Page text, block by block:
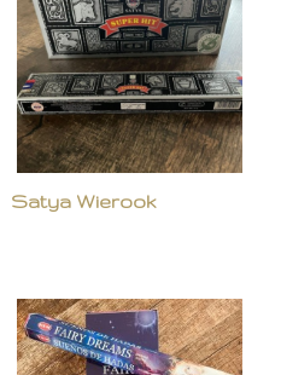
Satya Wierook